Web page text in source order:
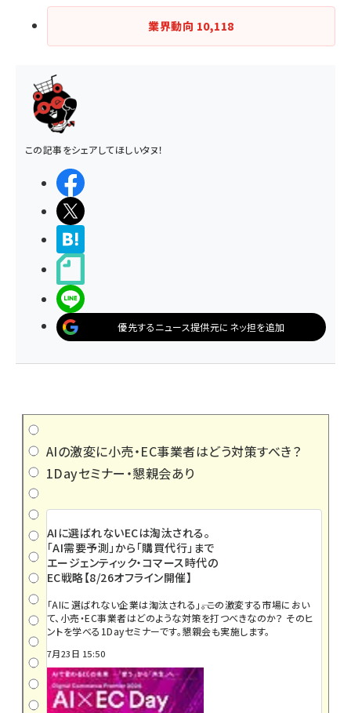
業界動向 10,118
この記事をシェアしてほしいタヌ！
優先するニュース提供元にネッ担を追加
AIの激変に小売・EC事業者はどう対策すべき？
1Dayセミナー・懇親会あり
AIに選ばれないECは淘汰される。
「AI需要予測」から「購買代行」まで
エージェンティック・コマース時代の
EC戦略【8/26オフライン開催】
「AIに選ばれない企業は淘汰される」――。この激変する市場におい
て、小売・EC事業者はどのような対策を打つべきなのか？ そのヒ
ントを学べる1Dayセミナーです。懇親会も実施します。
7月23日 15:50